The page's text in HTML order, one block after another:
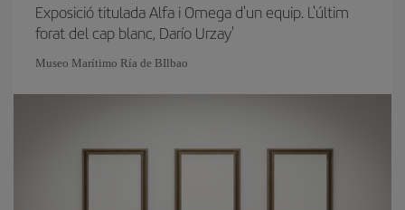
Exposició titulada Alfa i Omega d'un equip. L'últim
forat del cap blanc, Darío Urzay'
Museo Marítimo Ría de BIlbao